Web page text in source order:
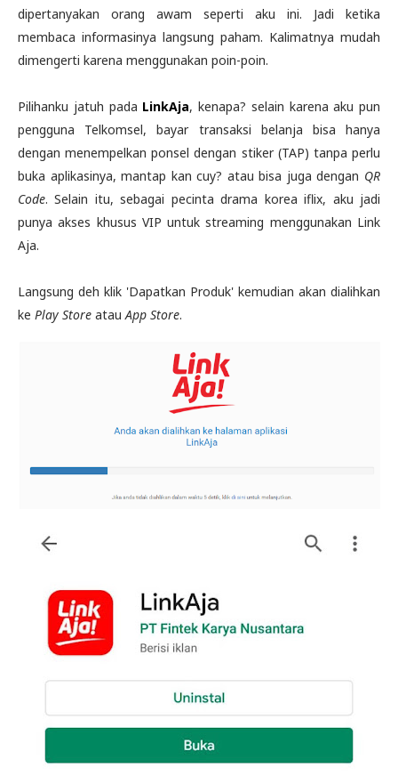
dipertanyakan orang awam seperti aku ini. Jadi ketika
membaca informasinya langsung paham. Kalimatnya mudah
dimengerti karena menggunakan poin-poin.
Pilihanku jatuh pada LinkAja, kenapa? selain karena aku pun
pengguna Telkomsel, bayar transaksi belanja bisa hanya
dengan menempelkan ponsel dengan stiker (TAP) tanpa perlu
buka aplikasinya, mantap kan cuy? atau bisa juga dengan QR
Code. Selain itu, sebagai pecinta drama korea iflix, aku jadi
punya akses khusus VIP untuk streaming menggunakan Link
Aja.
Langsung deh klik 'Dapatkan Produk' kemudian akan dialihkan
ke Play Store atau App Store.